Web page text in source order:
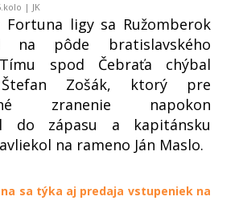
| JK
Fortuna ligy sa Ružomberok
na pôde bratislavského
spod Čebraťa chýbal
Zošák, ktorý pre
zranenie napokon
do zápasu a kapitánsku
na rameno Ján Maslo.
sa týka aj predaja vstupeniek na